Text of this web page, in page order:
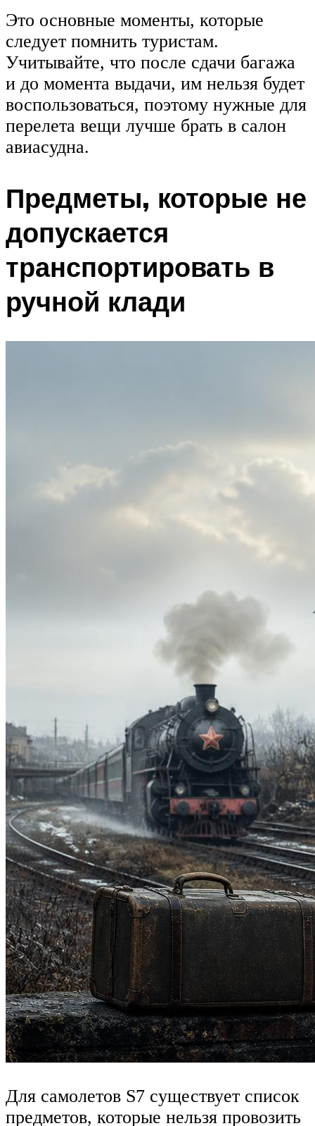
Это основные моменты, которые
следует помнить туристам.
Учитывайте, что после сдачи багажа
и до момента выдачи, им нельзя будет
воспользоваться, поэтому нужные для
перелета вещи лучше брать в салон
авиасудна.
Предметы, которые не
допускается
транспортировать в
ручной клади
Для самолетов S7 существует список
предметов, которые нельзя провозить